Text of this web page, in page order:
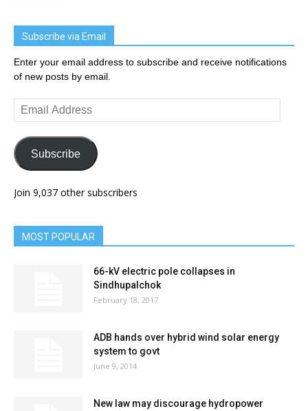
Subscribe via Email
Enter your email address to subscribe and receive notifications
of new posts by email.
Email
Address
Subscribe
Join 9,037 other subscribers
MOST POPULAR
66-kV electric pole collapses in
Sindhupalchok
February 18, 2017
ADB hands over hybrid wind solar energy
system to govt
June 9, 2014
New law may discourage hydropower